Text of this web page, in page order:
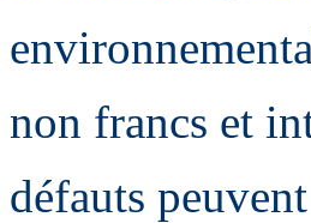
non francs et
défauts